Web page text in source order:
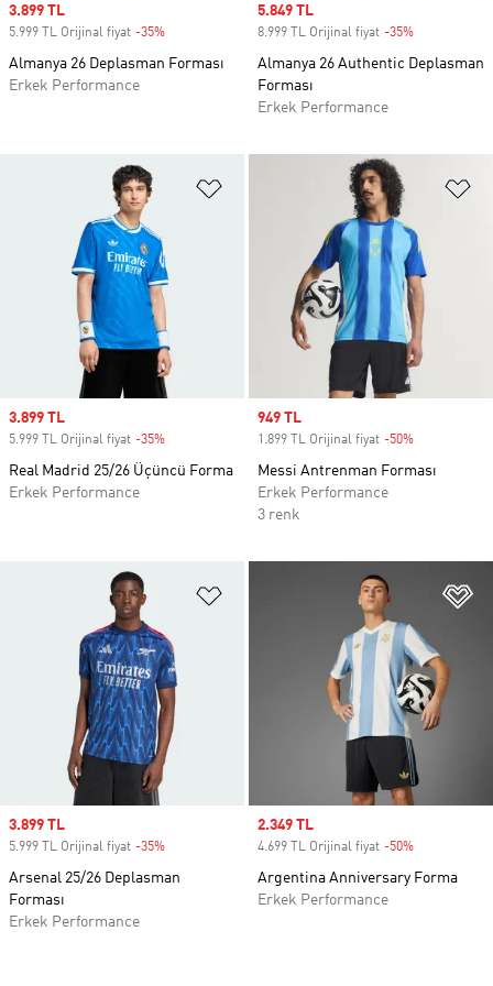
Sale price
3.899 TL
5.999 TL Orijinal fiyat -35%
Almanya 26 Deplasman Forması
Erkek Performance
Sale price
5.849 TL
8.999 TL Orijinal fiyat -35%
Almanya 26 Authentic Deplasman
Forması
Erkek Performance
Favori Listesine Ekle
Sale price
3.899 TL
5.999 TL Orijinal fiyat -35%
Real Madrid 25/26 Üçüncü Forma
Erkek Performance
Sale price
949 TL
1.899 TL Orijinal fiyat -50%
Messi Antrenman Forması
Erkek Performance
3 renk
Favori Listesine Ekle
Sale price
3.899 TL
5.999 TL Orijinal fiyat -35%
Arsenal 25/26 Deplasman
Forması
Erkek Performance
Sale price
2.349 TL
4.699 TL Orijinal fiyat -50%
Argentina Anniversary Forma
Erkek Performance